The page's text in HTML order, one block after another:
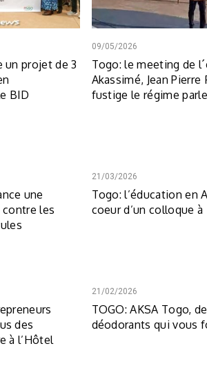
un projet de 3
BID
09/05/2026
Togo: le meeting de
Akassimé, Jean Pierre
fustige le régime
une
les
21/03/2026
Togo: l’éducation en
coeur d’un colloque à
des
à l’Hôtel
21/02/2026
TOGO: AKSA Togo,
déodorants qui vous